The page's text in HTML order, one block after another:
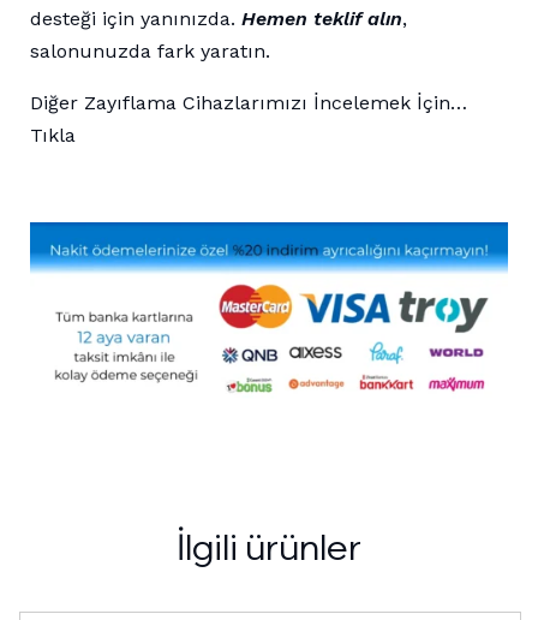
desteği için yanınızda. Hemen teklif alın,
salonunuzda fark yaratın.
Diğer Zayıflama Cihazlarımızı İncelemek İçin…
Tıkla
İlgili ürünler